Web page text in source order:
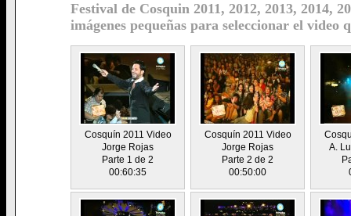
Festival de Cosquin 2011, 2012, 2013, 2014,
imágenes pequeñas para seleccionar el video
Cosquín 2011 Video
Jorge Rojas
Parte 1 de 2
00:60:35
Cosquín 2011 Video
Jorge Rojas
Parte 2 de 2
00:50:00
A.